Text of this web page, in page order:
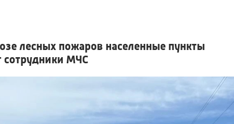
лесных пожаров населенные пункты
сотрудники МЧС